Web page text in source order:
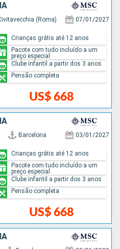
(Roma) 07/01/2027
US$ 668
Crianças grátis até 12 anos
Pacote com tudo incluído a um
preço especial
Clube infantil a partir dos 3 anos
Pensão completa
Barcelona 03/01/2027
US$ 668
Crianças grátis até 12 anos
Pacote com tudo incluído a um
preço especial
Clube infantil a partir dos 3 anos
Pensão completa